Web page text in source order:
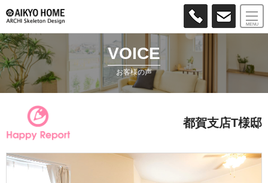
VOICE
お客様の声
都賀支店T様邸
MENU